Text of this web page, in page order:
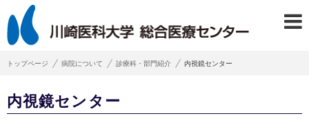
トップページ 病院について 診療科・部門紹介 内視鏡センター
内視鏡センター